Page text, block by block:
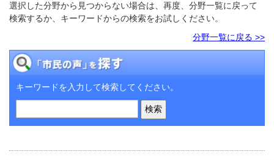
選択した分野から見つからない場合は、再度、分野一覧に戻って
検索するか、キーワードからの検索をお試しください。
分野一覧に戻る >>
キーワードを入力して検索してください。